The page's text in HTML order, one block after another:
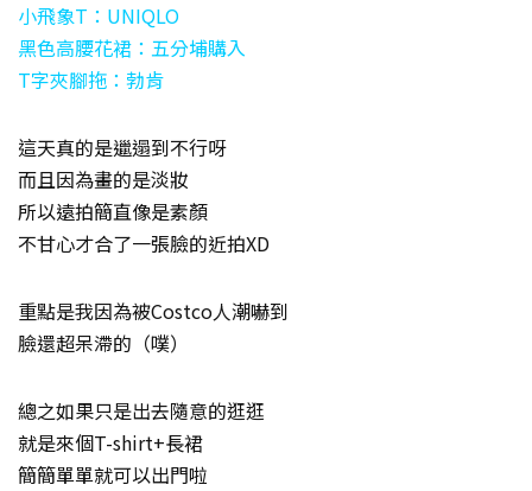
小飛象T：UNIQLO
黑色高腰花裙：五分埔購入
T字夾腳拖：勃肯
這天真的是邋遢到不行呀
而且因為畫的是淡妝
所以遠拍簡直像是素顏
不甘心才合了一張臉的近拍XD
重點是我因為被Costco人潮嚇到
臉還超呆滯的（噗）
總之如果只是出去隨意的逛逛
就是來個T-shirt+長裙
簡簡單單就可以出門啦